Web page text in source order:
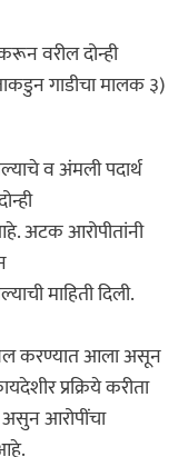
वरील दोन्ही
गाडीचा मालक ३)
व अंमली पदार्थ
अटक आरोपीतांनी
माहिती दिली.
करण्यात आला असून
प्रक्रिये करीता
असुन आरोपींचा